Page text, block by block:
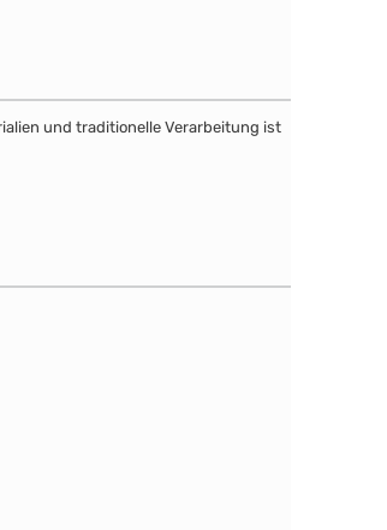
und traditionelle Verarbeitung ist